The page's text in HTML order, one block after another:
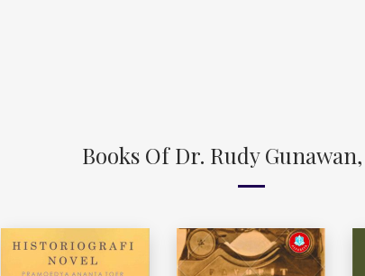
Books Of Dr. Rudy